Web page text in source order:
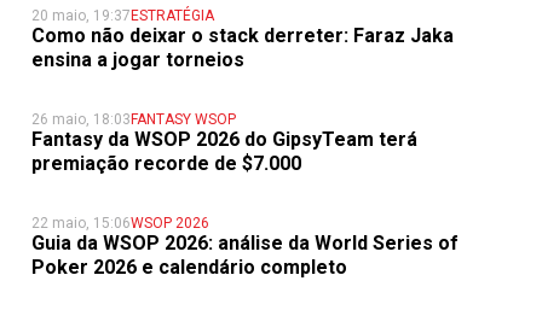
20 maio, 19:37 ESTRATÉGIA
Como não deixar o stack derreter: Faraz Jaka
ensina a jogar torneios
26 maio, 18:03 FANTASY WSOP
Fantasy da WSOP 2026 do GipsyTeam terá
premiação recorde de $7.000
22 maio, 15:06WSOP 2026
Guia da WSOP 2026: análise da World Series of
Poker 2026 e calendário completo